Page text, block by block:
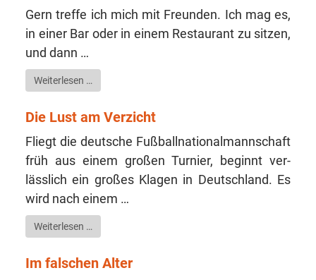
Gern tref­fe ich mich mit Freun­den. Ich mag es,
in einer Bar oder in einem Restau­rant zu sit­zen,
und dann …
Wei­ter­le­sen …
Die Lust am Verzicht
Fliegt die deut­sche Fuß­ball­na­tio­nal­mann­schaft
früh aus ei­nem gro­ßen Tur­nier, beginnt ver­
lässlich ein gro­ßes Kla­gen in Deutsch­land. Es
wird nach einem …
Wei­ter­le­sen …
Im falschen Alter